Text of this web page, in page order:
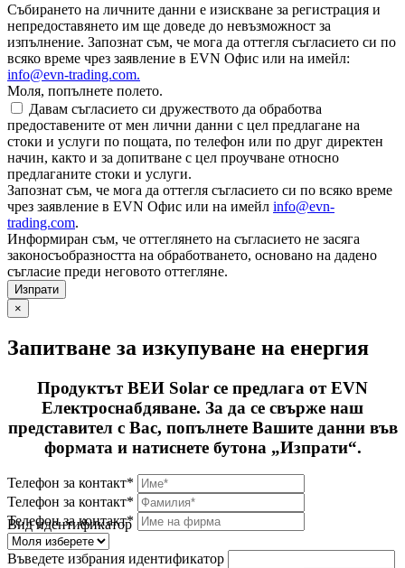
Събирането на личните данни е изискване за регистрация и
непредоставянето им ще доведе до невъзможност за
изпълнение. Запознат съм, че мога да оттегля съгласието си по
всяко време чрез заявление в EVN Офис или на имейл:
info@evn-trading.com.
Моля, попълнете полето.
Давам съгласието си дружеството да обработва
предоставените от мен лични данни с цел предлагане на
стоки и услуги по пощата, по телефон или по друг директен
начин, както и за допитване с цел проучване относно
предлаганите стоки и услуги.
Запознат съм, че мога да оттегля съгласието си по всяко време
чрез заявление в EVN Офис или на имейл info@evn-
trading.com.
Информиран съм, че оттеглянето на съгласието не засяга
законосъобразността на обработването, основано на дадено
съгласие преди неговото оттегляне.
×
Запитване за изкупуване на енергия
Продуктът ВЕИ Solar се предлага от EVN
Електроснабдяване. За да се свърже наш
представител с Вас, попълнете Вашите данни във
формата и натиснете бутона „Изпрати“.
Телефон за контакт*
Телефон за контакт*
Телефон за контакт*
Вид идентификатор
Въведете избрания идентификатор